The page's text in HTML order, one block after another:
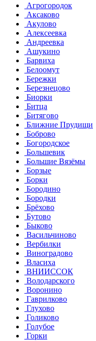
Агрогородок
Аксаково
Акулово
Алексеевка
Андреевка
Ашукино
Барвиха
Белоомут
Бережки
Березнецово
Биорки
Битца
Битягово
Ближние Прудищи
Боброво
Богородское
Большевик
Большие Вязёмы
Борзые
Борки
Бородино
Бородки
Брёхово
Бутово
Быково
Васильчиново
Вербилки
Виноградово
Власиха
ВНИИССОК
Володарского
Воронино
Гаврилково
Глухово
Голиково
Голубое
Горки